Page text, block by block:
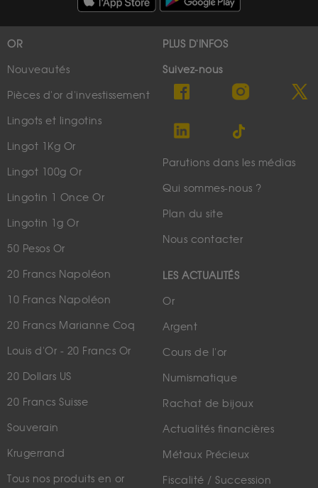
OR
Nouveautés
Pièces d'or d'investissement
Lingots et lingotins
Lingot 1Kg Or
Lingot 100g Or
Lingotin 1 Once Or
Lingotin 1g Or
50 Pesos Or
20 Francs Napoléon
10 Francs Napoléon
20 Francs Marianne Coq
Louis d'Or - 20 Francs Or
20 Dollars US
20 Francs Suisse
Souverain
Krugerrand
Tous nos produits en or
PLUS D'INFOS
Suivez-nous
Parutions dans les médias
Qui sommes-nous ?
Plan du site
Nous contacter
LES ACTUALITÉS
Or
Argent
Cours de l'or
Numismatique
Rachat de bijoux
Actualités financières
Métaux Précieux
Fiscalité / Succession